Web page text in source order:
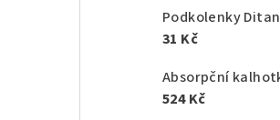
Podkolenky
31 Kč
Absorpční
524 Kč